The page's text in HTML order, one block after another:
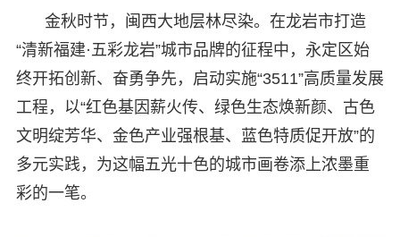
金秋时节，闽西大地层林尽染。在龙岩市打造
“清新福建·五彩龙岩”城市品牌的征程中，永定区始
终开拓创新、奋勇争先，启动实施“3511”高质量发展
工程，以“红色基因薪火传、绿色生态焕新颜、古色
文明绽芳华、金色产业强根基、蓝色特质促开放”的
多元实践，为这幅五光十色的城市画卷添上浓墨重
彩的一笔。